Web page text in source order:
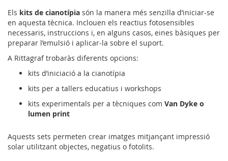
Els kits de cianotípia són la manera més senzilla d’iniciar-se
en aquesta tècnica. Inclouen els reactius fotosensibles
necessaris, instruccions i, en alguns casos, eines bàsiques per
preparar l’emulsió i aplicar-la sobre el suport.
A Rittagraf trobaràs diferents opcions:
kits d’iniciació a la cianotípia
kits per a tallers educatius i workshops
kits experimentals per a tècniques com Van Dyke o
lumen print
Aquests sets permeten crear imatges mitjançant impressió
solar utilitzant objectes, negatius o fotolits.